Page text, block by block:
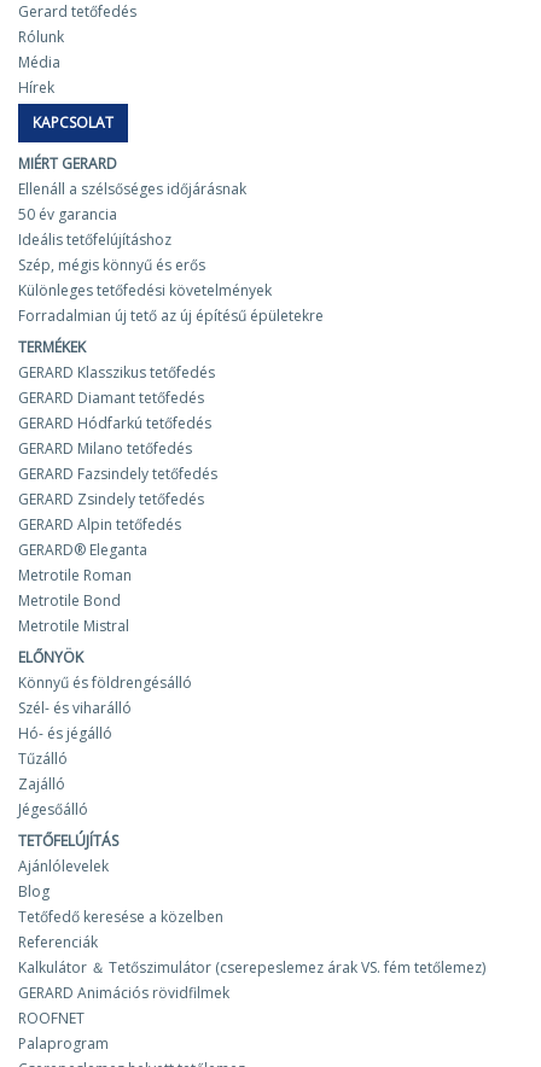
Gerard tetőfedés
Rólunk
Média
Hírek
KAPCSOLAT
MIÉRT GERARD
Ellenáll a szélsőséges időjárásnak
50 év garancia
Ideális tetőfelújításhoz
Szép, mégis könnyű és erős
Különleges tetőfedési követelmények
Forradalmian új tető az új építésű épületekre
TERMÉKEK
GERARD Klasszikus tetőfedés
GERARD Diamant tetőfedés
GERARD Hódfarkú tetőfedés
GERARD Milano tetőfedés
GERARD Fazsindely tetőfedés
GERARD Zsindely tetőfedés
GERARD Alpin tetőfedés
GERARD® Eleganta
Metrotile Roman
Metrotile Bond
Metrotile Mistral
ELŐNYÖK
Könnyű és földrengésálló
Szél- és viharálló
Hó- és jégálló
Tűzálló
Zajálló
Jégesőálló
TETŐFELÚJÍTÁS
Ajánlólevelek
Blog
Tetőfedő keresése a közelben
Referenciák
Kalkulátor ＆ Tetőszimulátor (cserepeslemez árak VS. fém tetőlemez)
GERARD Animációs rövidfilmek
ROOFNET
Palaprogram